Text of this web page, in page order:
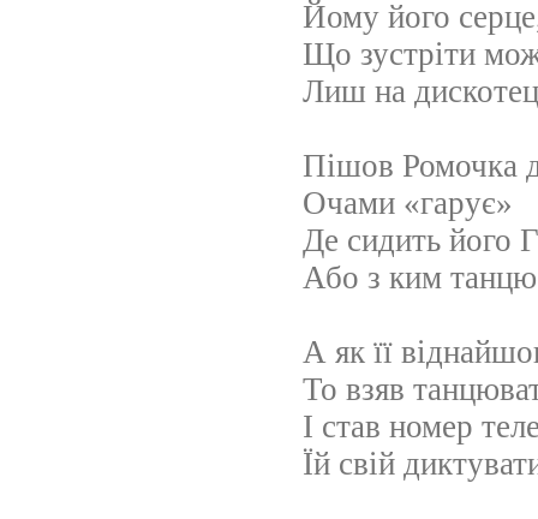
Йому його
Що зустріти
Лиш на
Пішов Ромочка
Очами «гарує»
Де сидить його
Або з ким
А як її
То взяв
І став номер
Їй свій